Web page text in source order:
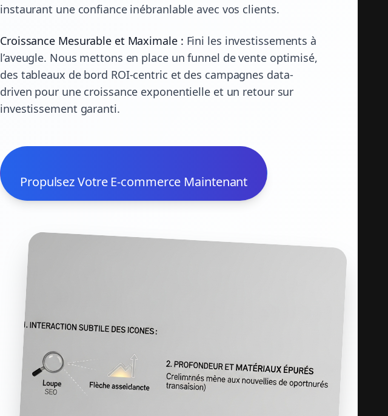
instaurant une confiance inébranlable avec vos clients.
Croissance Mesurable et Maximale : Fini les investissements à
l’aveugle. Nous mettons en place un funnel de vente optimisé,
des tableaux de bord ROI-centric et des campagnes data-
driven pour une croissance exponentielle et un retour sur
investissement garanti.
Propulsez Votre E-commerce Maintenant